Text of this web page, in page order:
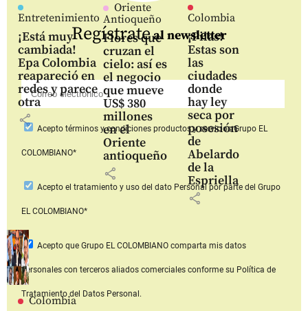
Entretenimiento
¡Está muy
cambiada!
Epa Colombia
reapareció en
redes y parece
otra
share
Oriente
Antioqueño
Flores que
cruzan el
cielo: así es
el negocio
que mueve
US$ 380
millones
en el
Oriente
antioqueño
share
Colombia
¡Pilas!
Estas son
las
ciudades
donde
hay ley
seca por
posesión
de
Abelardo
de la
Espriella
share
Colombia
Regístrateal newsletter
Aceptotérminos y condiciones productos y serviciosGrupo EL
COLOMBIANO*
Acepto el tratamiento y uso del dato Personalpor parte del Grupo
EL COLOMBIANO*
Acepto que Grupo EL COLOMBIANOcomparta mis datos
personales con terceros aliados comerciales conforme su Política de
Tratamiento del Datos Personal.